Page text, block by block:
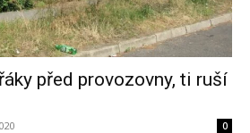
před provozovny, ti ruší
0